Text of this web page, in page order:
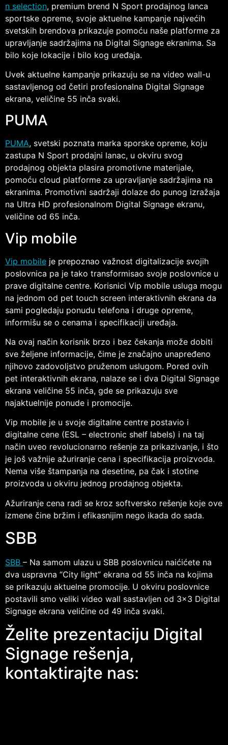
n selection, premium brend N Sport prodajnog lanca
sportske opreme, svoje aktuelne kampanje najvećih
svetskih brendova prikazuje pomoću naše platforme za
upravljanje sadržajima na Digital Signage ekranima. Sa
bilo koje lokacije i bilo kog uređaja.
Uvek aktuelne kampanje prikazuju se na video wall-u
sastavljenog od četiri profesionalna Digital Signage
ekrana, veličine 55 inča svaki.
PUMA
PUMA, svetski poznata marka sporske opreme, koju
zastupa N Sport prodajni lanac, u okviru svog
prodajnog objekta plasira promotivne materijale,
pomoću cloud platforme za upravljanje sadržajima na
ekranima. Promotivni sadržaji dolaze do punog izražaja
na Ultra HD profesionalnom Digital Signage ekranu,
veličine od 65 inča.
Vip mobile
Vip mobile je prepoznao važnost digitalizacije svojih
poslovnica pa je tako transformisao svoje poslovnice u
prave digitalne centre. Korisnici Vip mobile usluga mogu
na jednom od pet touch screen interaktivnih ekrana da
sami pogledaju ponudu telefona i druge opreme,
informišu se o cenama i specifikaciji uređaja.
Na ovaj način korisnik brzo i bez čekanja može dobiti
sve željene informacije, čime je značajno unapređeno
njihovo zadovoljstvo pruženom uslugom. Pored ovih
pet interaktivnih ekrana, nalaze se i dva Digital Signage
ekrana veličine 55 inča, gde se prikazuju sve
najaktuelnije ponude i promocije.
Vip mobile je u svoje digitalne centre postavio i
digitalne cene (ESL – electronic shelf labels) i na taj
način uveo revolucionarno rešenje za prikazivanje, i što
je još važnije ažuriranje cena i specifikacija proizvoda.
Nema više štampanja na desetine, pa čak i stotine
proizvoda u okviru jednog prodajnog objekta.
Ažuriranje cena radi se kroz softversko rešenje koje ove
izmene čine bržim i efikasnijim nego ikada do sada.
SBB
SBB – Na samom ulazu u SBB poslovnicu naićićete na
dva uspravna “City light” ekrana od 55 inča na kojima
se prikazuju aktuelne promocije. U okviru poslovnice
postavili smo veliki video wall sastavljen od 3×3 Digital
Signage ekrana veličine od 49 inča svaki.
Želite prezentaciju Digital
Signage rešenja,
kontaktirajte nas: